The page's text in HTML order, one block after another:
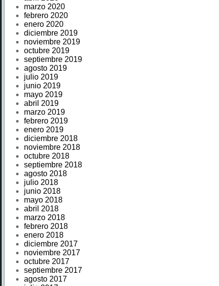
marzo 2020
febrero 2020
enero 2020
diciembre 2019
noviembre 2019
octubre 2019
septiembre 2019
agosto 2019
julio 2019
junio 2019
mayo 2019
abril 2019
marzo 2019
febrero 2019
enero 2019
diciembre 2018
noviembre 2018
octubre 2018
septiembre 2018
agosto 2018
julio 2018
junio 2018
mayo 2018
abril 2018
marzo 2018
febrero 2018
enero 2018
diciembre 2017
noviembre 2017
octubre 2017
septiembre 2017
agosto 2017